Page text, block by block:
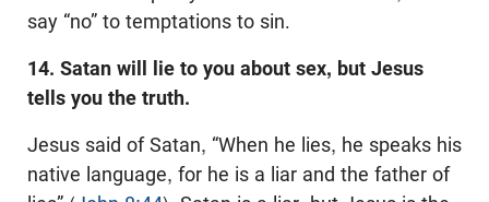
say “no” to temptations to sin.
14. Satan will lie to you about sex, but Jesus
tells you the truth.
Jesus said of Satan, “When he lies, he speaks his
native language, for he is a liar and the father of